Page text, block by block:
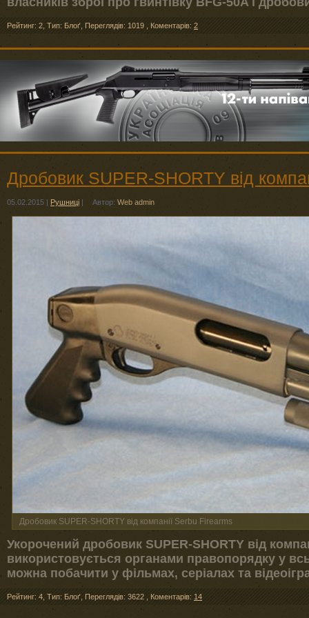
Рейтинг: 2 Тип: Блоґ Переглядів: 1019 Коментарів: 2
Дробовик SUPER-SHORTY від
05.02.2015 | Рушниці | Автор: Web admin
Дробовик SUPER-SHORTY від компанії Serbu Firearms
Укорочений дробовик SUPER-SHORTY від
використовується органами правопорядку у
можна побачити у фільмах, серіалах та
Рейтинг: 4 Тип: Блоґ Переглядів: 3622 Коментарів: 14